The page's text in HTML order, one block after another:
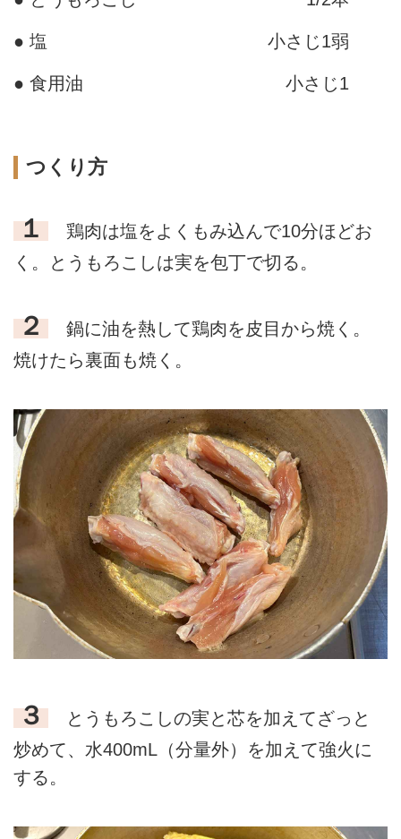
● 塩 小さじ1弱
● 食用油 小さじ1
つくり方
１
鶏肉は塩をよくもみ込んで10分ほどお
く。とうもろこしは実を包丁で切る。
２
鍋に油を熱して鶏肉を皮目から焼く。
焼けたら裏面も焼く。
３
とうもろこしの実と芯を加えてざっと
炒めて、水400mL（分量外）を加えて強火に
する。